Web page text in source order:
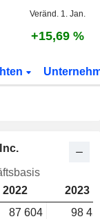
Veränd. 1. Jan.
+15,69 %
2022
2023
87 604 98